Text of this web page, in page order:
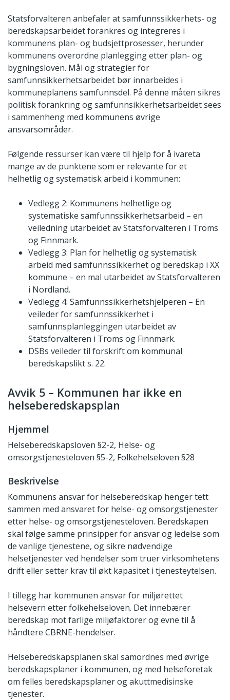
Statsforvalteren anbefaler at samfunnssikkerhets- og
beredskapsarbeidet forankres og integreres i
kommunens plan- og budsjettprosesser, herunder
kommunens overordne planlegging etter plan- og
bygningsloven. Mål og strategier for
samfunnsikkerhetsarbeidet bør innarbeides i
kommuneplanens samfunnsdel. På denne måten sikres
politisk forankring og samfunnsikkerhetsarbeidet sees
i sammenheng med kommunens øvrige
ansvarsområder.
Følgende ressurser kan være til hjelp for å ivareta
mange av de punktene som er relevante for et
helhetlig og systematisk arbeid i kommunen:
Vedlegg 2: Kommunens helhetlige og
systematiske samfunnssikkerhetsarbeid – en
veiledning utarbeidet av Statsforvalteren i Troms
og Finnmark.
Vedlegg 3: Plan for helhetlig og systematisk
arbeid med samfunnssikkerhet og beredskap i XX
kommune – en mal utarbeidet av Statsforvalteren
i Nordland.
Vedlegg 4: Samfunnssikkerhetshjelperen – En
veileder for samfunnssikkerhet i
samfunnsplanleggingen utarbeidet av
Statsforvalteren i Troms og Finnmark.
DSBs veileder til forskrift om kommunal
beredskapslikt s. 22.
Avvik 5 – Kommunen har ikke en
helseberedskapsplan
Hjemmel
Helseberedskapsloven §2-2, Helse- og
omsorgstjenesteloven §5-2, Folkehelseloven §28
Beskrivelse
Kommunens ansvar for helseberedskap henger tett
sammen med ansvaret for helse- og omsorgstjenester
etter helse- og omsorgstjenesteloven. Beredskapen
skal følge samme prinsipper for ansvar og ledelse som
de vanlige tjenestene, og sikre nødvendige
helsetjenester ved hendelser som truer virksomhetens
drift eller setter krav til økt kapasitet i tjenesteytelsen.
I tillegg har kommunen ansvar for miljørettet
helsevern etter folkehelseloven. Det innebærer
beredskap mot farlige miljøfaktorer og evne til å
håndtere CBRNE-hendelser.
Helseberedskapsplanen skal samordnes med øvrige
beredskapsplaner i kommunen, og med helseforetak
om felles beredskapsplaner og akuttmedisinske
tjenester.